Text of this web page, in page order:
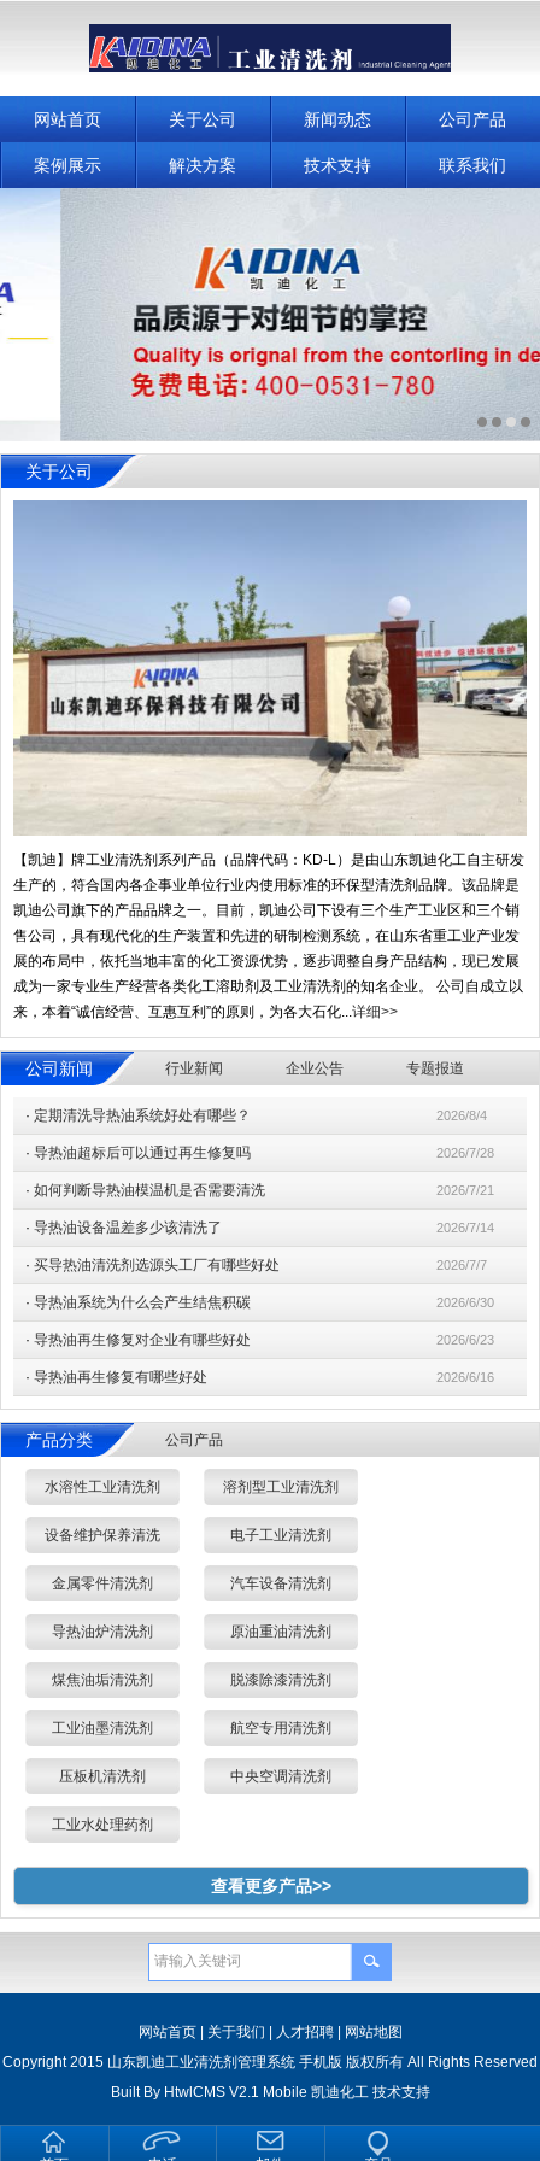
网站首页 关于公司 新闻动态 公司产品
案例展示 解决方案 技术支持 联系我们
关于公司
【凯迪】牌工业清洗剂系列产品（品牌代码：KD-L）是由山东凯迪化工自主研发
生产的，符合国内各企事业单位行业内使用标准的环保型清洗剂品牌。该品牌是
凯迪公司旗下的产品品牌之一。目前，凯迪公司下设有三个生产工业区和三个销
售公司，具有现代化的生产装置和先进的研制检测系统，在山东省重工业产业发
展的布局中，依托当地丰富的化工资源优势，逐步调整自身产品结构，现已发展
成为一家专业生产经营各类化工溶助剂及工业清洗剂的知名企业。 公司自成立以
来，本着“诚信经营、互惠互利”的原则，为各大石化... 详细>>
公司新闻 行业新闻 企业公告 专题报道
· 定期清洗导热油系统好处有哪些？ 2026/8/4
· 导热油超标后可以通过再生修复吗 2026/7/28
· 如何判断导热油模温机是否需要清洗 2026/7/21
· 导热油设备温差多少该清洗了 2026/7/14
· 买导热油清洗剂选源头工厂有哪些好处 2026/7/7
· 导热油系统为什么会产生结焦积碳 2026/6/30
· 导热油再生修复对企业有哪些好处 2026/6/23
· 导热油再生修复有哪些好处 2026/6/16
产品分类 公司产品
水溶性工业清洗剂 溶剂型工业清洗剂
设备维护保养清洗 电子工业清洗剂
金属零件清洗剂 汽车设备清洗剂
导热油炉清洗剂 原油重油清洗剂
煤焦油垢清洗剂 脱漆除漆清洗剂
工业油墨清洗剂 航空专用清洗剂
压板机清洗剂 中央空调清洗剂
工业水处理药剂
查看更多产品>>
网站首页| 关于我们 | 人才招聘| 网站地图
Copyright 2015 山东凯迪工业清洗剂管理系统 手机版 版权所有 All Rights Reserved
Built By HtwlCMS V2.1 Mobile 凯迪化工 技术支持